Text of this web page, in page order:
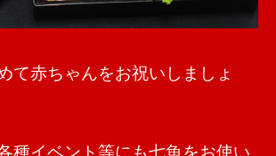
て赤ちゃんをお祝いしましょ
種イベント等にも七魚をお使い